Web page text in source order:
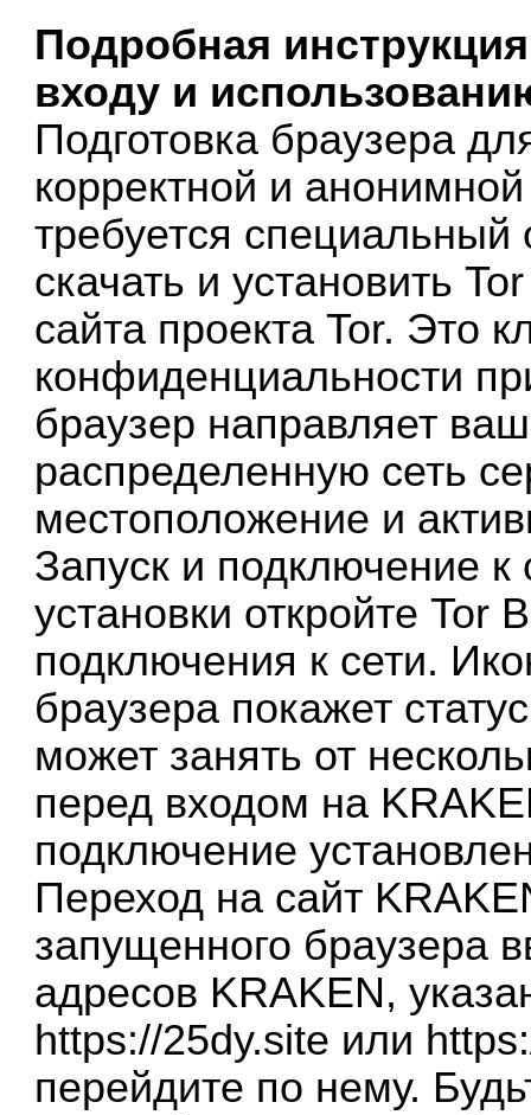
Подробная
входу и
Подготовка браузера
корректной и
требуется
скачать и установить
сайта проекта Tor. Это
конфиденциальности
браузер направляет
распределенную сеть
местоположение и
Запуск и подключение
установки откройте Tor
подключения к сети.
браузера покажет
может занять от
перед входом на
подключение
Переход на сайт
запущенного браузера
адресов KRAKEN,
https://25dy.site или
перейдите по нему.